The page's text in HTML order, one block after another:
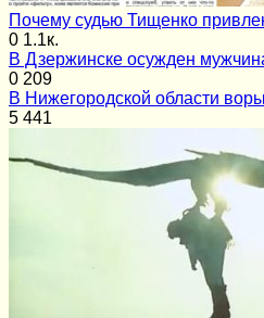
Почему судью Тищенко
0 1.1к.
В Дзержинске осужден
0 209
В Нижегородской области
5 441